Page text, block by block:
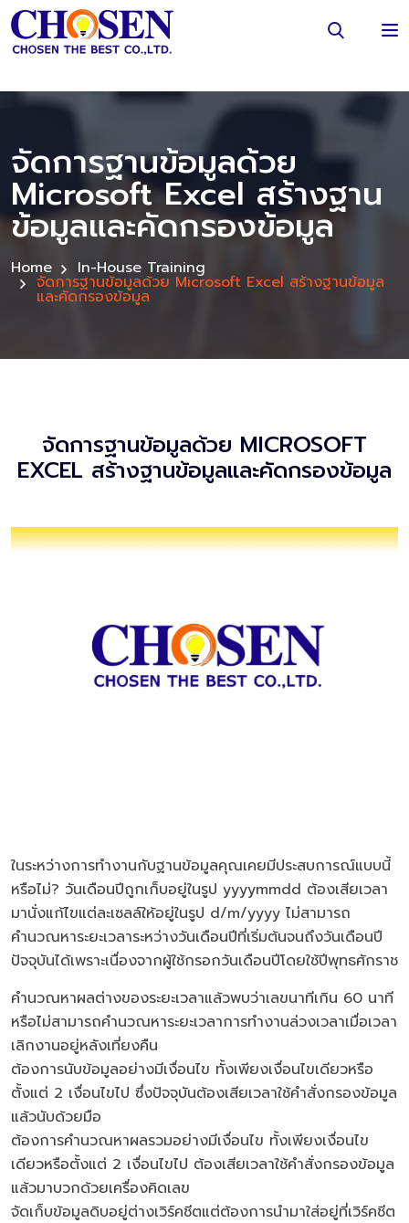
จัดการฐานข้อมูลด้วย
Microsoft Excel สร้างฐาน
ข้อมูลและคัดกรองข้อมูล
Home In-House Training
จัดการฐานข้อมูลด้วย Microsoft Excel สร้างฐานข้อมูล
และคัดกรองข้อมูล
จัดการฐานข้อมูลด้วย MICROSOFT
EXCEL สร้างฐานข้อมูลและคัดกรองข้อมูล
ในระหว่างการทำงานกับฐานข้อมูลคุณเคยมีประสบการณ์แบบนี้
หรือไม่? วันเดือนปีถูกเก็บอยู่ในรูป yyyymmdd ต้องเสียเวลา
มานั่งแก้ไขแต่ละเซลล์ให้อยู่ในรูป d/m/yyyy ไม่สามารถ
คำนวณหาระยะเวลาระหว่างวันเดือนปีที่เริ่มต้นจนถึงวันเดือนปี
ปัจจุบันได้เพราะเนื่องจากผู้ใช้กรอกวันเดือนปีโดยใช้ปีพุทธศักราช
คำนวณหาผลต่างของระยะเวลาแล้วพบว่าเลขนาทีเกิน 60 นาที
หรือไม่สามารถคำนวณหาระยะเวลาการทำงานล่วงเวลาเมื่อเวลา
เลิกงานอยู่หลังเที่ยงคืน
ต้องการนับข้อมูลอย่างมีเงื่อนไข ทั้งเพียงเงื่อนไขเดียวหรือ
ตั้งแต่ 2 เงื่อนไขไป ซึ่งปัจจุบันต้องเสียเวลาใช้คำสั่งกรองข้อมูล
แล้วนับด้วยมือ
ต้องการคำนวณหาผลรวมอย่างมีเงื่อนไข ทั้งเพียงเงื่อนไข
เดียวหรือตั้งแต่ 2 เงื่อนไขไป ต้องเสียเวลาใช้คำสั่งกรองข้อมูล
แล้วมาบวกด้วยเครื่องคิดเลข
จัดเก็บข้อมูลดิบอยู่ต่างเวิร์คชีตแต่ต้องการนำมาใส่อยู่ที่เวิร์คชีต